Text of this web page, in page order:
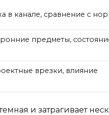
в канале, сравнение с
предметы,
врезки, влияние
и затрагивает